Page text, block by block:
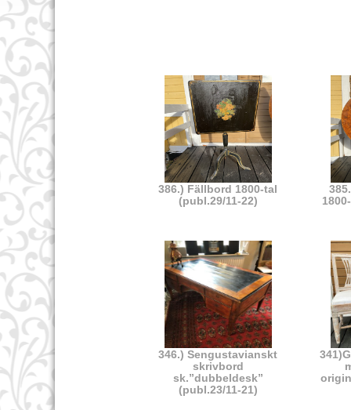
386.) Fällbord 1800-tal
(publ.29/11-22)
346.) Sengustavianskt
skrivbord
sk.”dubbeldesk”
(publ.23/11-21)